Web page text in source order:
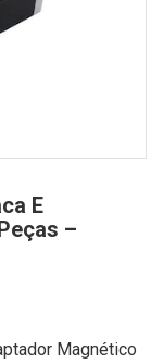
E
–
Magnético